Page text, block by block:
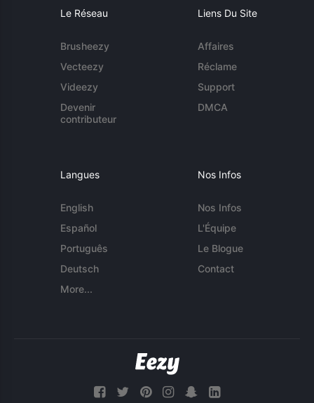
Le Réseau
Brusheezy
Vecteezy
Videezy
Devenir
contributeur
Liens Du Site
Affaires
Réclame
Support
DMCA
Langues
English
Español
Português
Deutsch
More...
Nos Infos
Nos Infos
L'Équipe
Le Blogue
Contact